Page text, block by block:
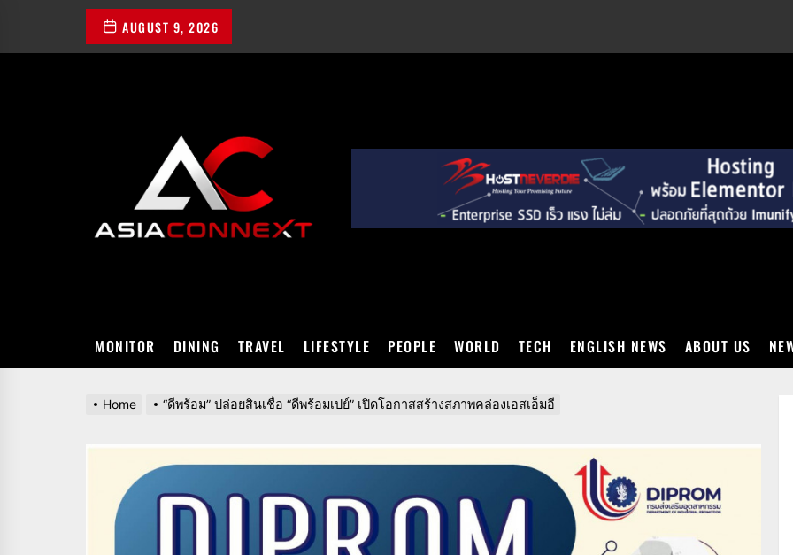
the
AUGUST 9, 2026
MONITOR DINING TRAVEL LIFESTYLE PEOPLE WORLD TECH ENGLISH NEWS ABOUT US
Home “ดีพร้อม” ปล่อยสินเชื่อ “ดีพร้อมเปย์” เปิดโอกาสสร้างสภาพคล่องเอสเอ็มอี